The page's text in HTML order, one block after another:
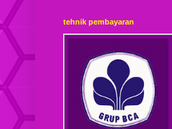
tehnik pembayaran